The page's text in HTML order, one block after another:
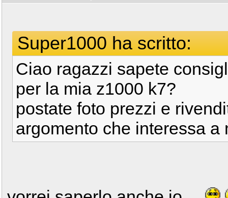
Super1000 ha scritto:
Ciao ragazzi sapete
per la mia z1000 k7?
postate foto prezzi e
argomento che interessa a